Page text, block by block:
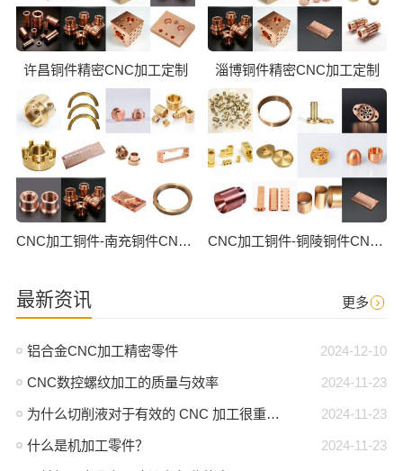
许昌铜件精密CNC加工定制 淄博铜件精密CNC加工定制
CNC加工铜件-南充铜件CNC批量加工 CNC加工铜件-铜陵铜件CNC批量加工
最新资讯 更多
2024-12-10
铝合金CNC加工精密零件
2024-11-23
CNC数控螺纹加工的质量与效率
2024-11-23
为什么切削液对于有效的 CNC 加工很重要？
2024-11-23
什么是机加工零件？